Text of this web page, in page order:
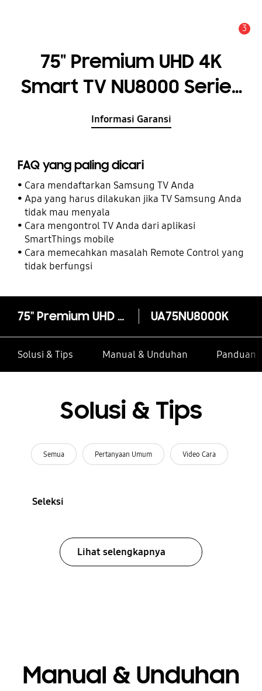
3
75" Premium UHD 4K
Smart TV NU8000 Series
8
Informasi Garansi
FAQ yang paling dicari
Cara mendaftarkan Samsung TV Anda
Apa yang harus dilakukan jika TV Samsung Anda
tidak mau menyala
Cara mengontrol TV Anda dari aplikasi
SmartThings mobile
Cara memecahkan masalah Remote Control yang
tidak berfungsi
75" Premium UHD 4K Smart TV NU8000 Series 8 UA75NU8000K
Solusi & Tips Manual & Unduhan Panduan
Solusi & Tips
Semua Pertanyaan Umum Video Cara
Seleksi
Lihat selengkapnya
Manual & Unduhan